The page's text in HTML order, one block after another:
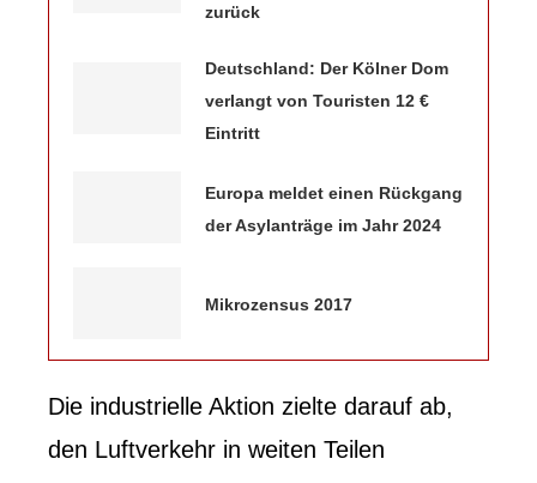
zurück
Deutschland: Der Kölner Dom
verlangt von Touristen 12 €
Eintritt
Europa meldet einen Rückgang
der Asylanträge im Jahr 2024
Mikrozensus 2017
Die industrielle Aktion zielte darauf ab,
den Luftverkehr in weiten Teilen